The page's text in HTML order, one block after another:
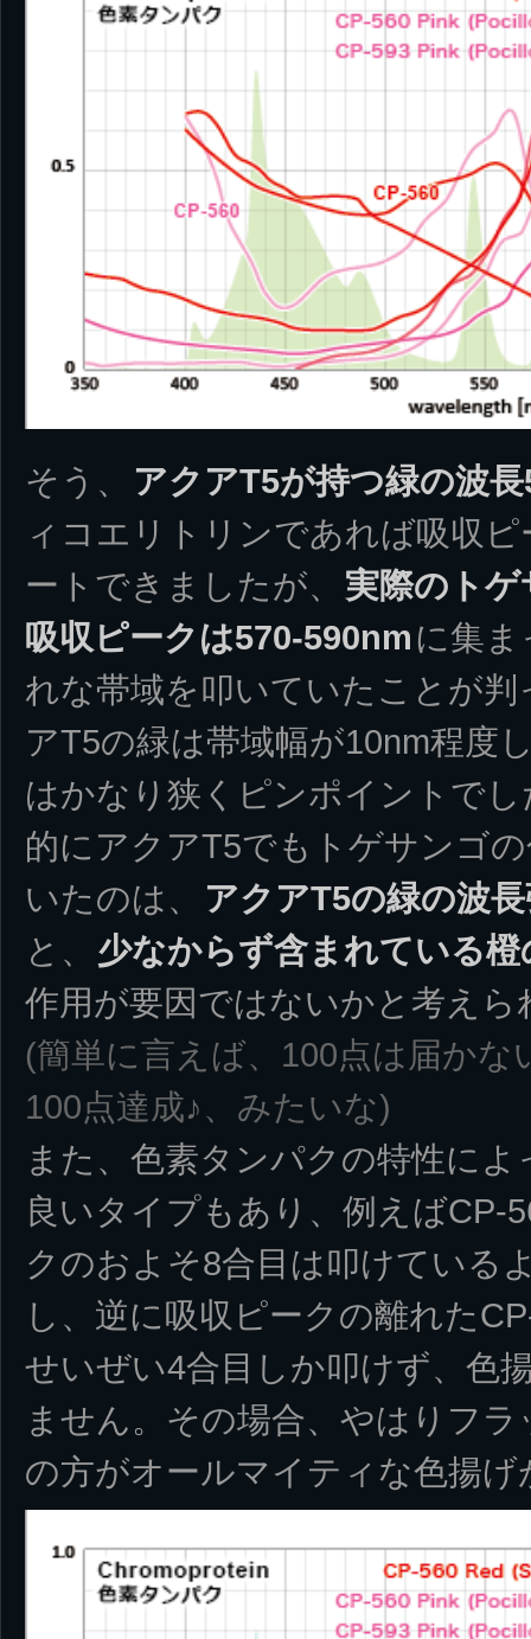
そう、
アクアT5が持つ緑の波
ィコエリトリンであれば吸収
ートできましたが、 実際のト
吸収ピークは570-590nm に集
れな帯域を叩いていたことが
アT5の緑は帯域幅が10nm程度
はかなり狭くピンポイントで
的にアクアT5でもトゲサンゴ
いたのは、
アクアT5の緑の波
と、 少なからず含まれている
作用が要因ではないかと考えら
(簡単に言えば、100点は届か
100点達成♪、みたいな)
また、色素タンパクの特性に
良いタイプもあり、例えばCP-
クのおよそ8合目は叩けている
し、逆に吸収ピークの離れた
せいぜい4合目しか叩けず、色
ません。その場合、やはりフ
の方がオールマイティな色揚